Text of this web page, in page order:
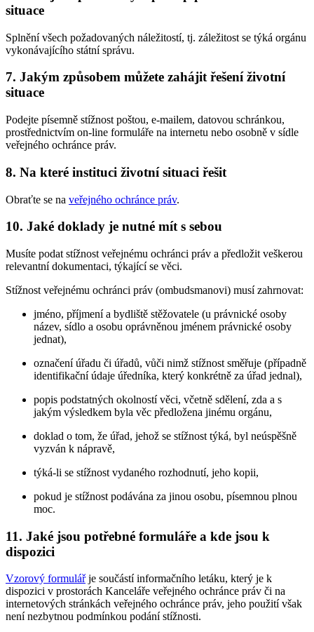
situace
Splnění všech požadovaných náležitostí, tj. záležitost se týká orgánu
vykonávajícího státní správu.
7. Jakým způsobem můžete zahájit řešení životní
situace
Podejte písemně stížnost poštou, e-mailem, datovou schránkou,
prostřednictvím on-line formuláře na internetu nebo osobně v sídle
veřejného ochránce práv.
8. Na které instituci životní situaci řešit
Obraťte se na veřejného ochránce práv.
10. Jaké doklady je nutné mít s sebou
Musíte podat stížnost veřejnému ochránci práv a předložit veškerou
relevantní dokumentaci, týkající se věci.
Stížnost veřejnému ochránci práv (ombudsmanovi) musí zahrnovat:
jméno, příjmení a bydliště stěžovatele (u právnické osoby
název, sídlo a osobu oprávněnou jménem právnické osoby
jednat),
označení úřadu či úřadů, vůči nimž stížnost směřuje (případně
identifikační údaje úředníka, který konkrétně za úřad jednal),
popis podstatných okolností věci, včetně sdělení, zda a s
jakým výsledkem byla věc předložena jinému orgánu,
doklad o tom, že úřad, jehož se stížnost týká, byl neúspěšně
vyzván k nápravě,
týká-li se stížnost vydaného rozhodnutí, jeho kopii,
pokud je stížnost podávána za jinou osobu, písemnou plnou
moc.
11. Jaké jsou potřebné formuláře a kde jsou k
dispozici
Vzorový formulářje součástí informačního letáku, který je k
dispozici v prostorách Kanceláře veřejného ochránce práv či na
internetových stránkách veřejného ochránce práv, jeho použití však
není nezbytnou podmínkou podání stížnosti.